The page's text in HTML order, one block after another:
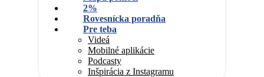
2%
Rovesnícka poradňa
Pre teba
Videá
Mobilné aplikácie
Podcasty
Inšpirácia z Instagramu